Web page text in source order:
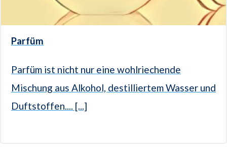
Parfüm
Parfüm ist nicht nur eine wohlriechende
Mischung aus Alkohol, destilliertem Wasser und
Duftstoffen.... [...]